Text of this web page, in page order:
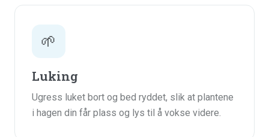
🌱
Luking
Ugress luket bort og bed ryddet, slik at plantene
i hagen din får plass og lys til å vokse videre.